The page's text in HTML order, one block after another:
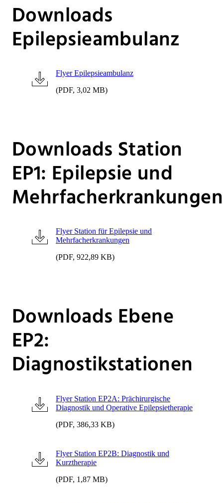
Downloads
Epilepsieambulanz
Flyer Epilepsieambulanz
(PDF, 3,02 MB)
Downloads Station
EP1: Epilepsie und
Mehrfacherkrankungen
Flyer Station für Epilepsie und
Mehrfacherkrankungen
(PDF, 922,89 KB)
Downloads Ebene
EP2:
Diagnostikstationen
Flyer Station EP2A: Prächirurgische
Diagnostik und Operative Epilepsietherapie
(PDF, 386,33 KB)
Flyer Station EP2B: Diagnostik und
Kurztherapie
(PDF, 1,87 MB)